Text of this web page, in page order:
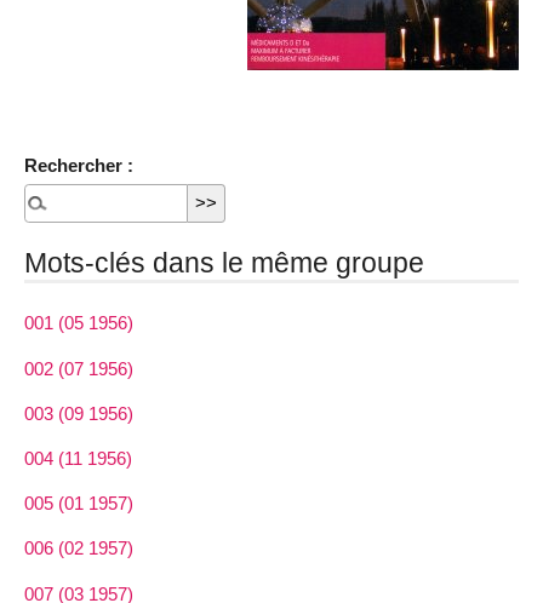
Rechercher :
Mots-clés dans le même groupe
001 (05 1956)
002 (07 1956)
003 (09 1956)
004 (11 1956)
005 (01 1957)
006 (02 1957)
007 (03 1957)